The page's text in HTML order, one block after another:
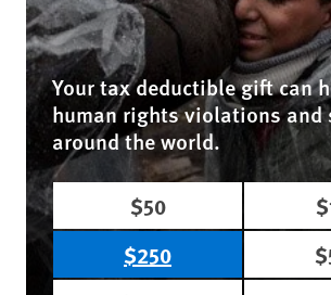
Your tax deductible gift can
human rights violations and
around the world.
$50
$250